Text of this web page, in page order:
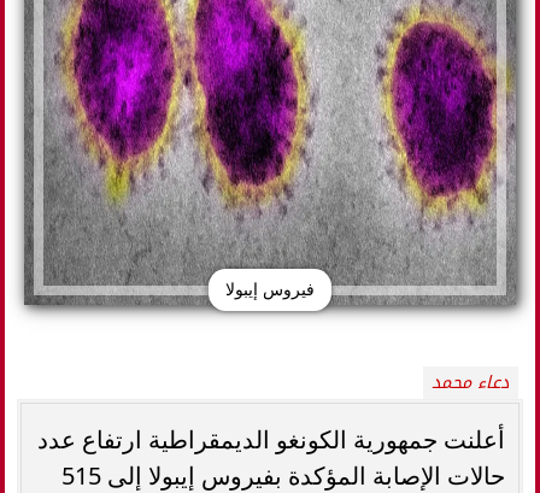
فيروس إيبولا
دعاء محمد
أعلنت جمهورية الكونغو الديمقراطية ارتفاع عدد
حالات الإصابة المؤكدة بفيروس إيبولا إلى 515